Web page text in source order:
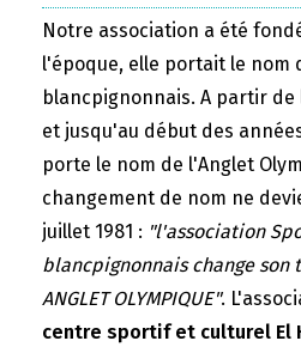
Notre association a été
l'époque, elle portait le nom
blancpignonnais. A partir de
et jusqu'au début des
porte le nom de l'Anglet
changement de nom ne
juillet 1981 : "l'association
blancpignonnais change
ANGLET OLYMPIQUE".
centre sportif et culturel El